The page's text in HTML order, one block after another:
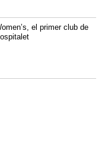
el primer club de